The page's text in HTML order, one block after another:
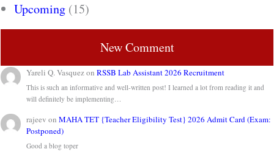
Upcoming (15)
New Comment
Yareli Q. VasquezonRSSB Lab Assistant 2026 Recruitment
This is such an informative and well-written post! I learned a lot from reading it and
will definitely be implementing…
rajeev onMAHA TET {Teacher Eligibility Test} 2026 Admit Card (Exam:
Postponed)
Good a blog toper